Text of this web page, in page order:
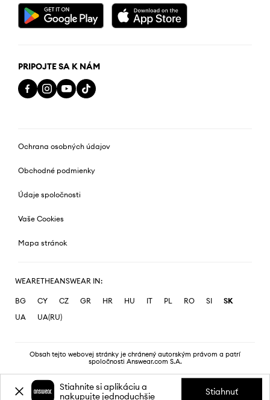
PRIPOJTE SA K NÁM
Ochrana osobných údajov
Obchodné podmienky
Údaje spoločnosti
Vaše Cookies
Mapa stránok
WEARETHEANSWEAR IN:
BG CY CZ GR HR HU IT PL RO SI
SK
UA
UA(RU)
Obsah tejto webovej stránky je chránený autorským právom a patrí
spoločnosti Answear.com S.A.
Stiahnite si aplikáciu a
nakupujte jednoduchšie
Stiahnuť